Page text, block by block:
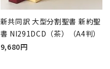
新共同訳 大型分割聖書 新約聖
書 NI291DCD（茶）（A4判）
9,680円